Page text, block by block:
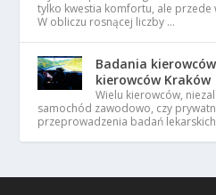
tylko kwestia komfortu, ale przede
W obliczu rosnącej liczby …
Badania
kierowców Kraków
Wielu kierowców,
samochód zawodowo, czy
przeprowadzenia badań